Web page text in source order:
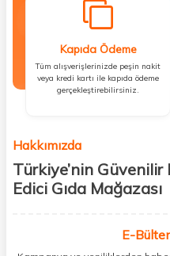
Kapıda Ödeme
Tüm alışverişlerinizde peşin nakit
veya kredi kartı ile kapıda ödeme
gerçekleştirebilirsiniz.
Hakkımızda
Türkiye’nin
Edici Gıda Mağazası
kişisel bakım hem de takviye
buluşturuyoruz. Artık mağaza
E-